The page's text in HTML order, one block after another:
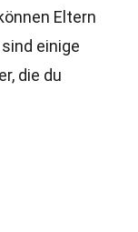
Eltern
einige
die du